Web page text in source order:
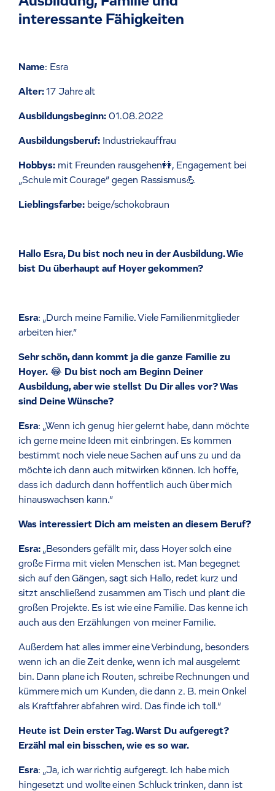
interessante Fähigkeiten
Name: Esra
Alter:17 Jahre alt
Ausbildungsbeginn: 01.08.2022
Ausbildungsberuf: Industriekauffrau
Hobbys: mit Freunden rausgehen👭, Engagement bei
„Schule mit Courage” gegen Rassismus💪
Lieblingsfarbe: beige/schokobraun
Hallo Esra, Du bist noch neu in der Ausbildung. Wie
bist Du überhaupt auf Hoyer gekommen?
Esra: „Durch meine Familie. Viele Familienmitglieder
arbeiten hier.”
Sehr schön, dann kommt ja die ganze Familie zu
Hoyer. 😂 Du bist noch am Beginn Deiner
Ausbildung, aber wie stellst Du Dir alles vor? Was
sind Deine Wünsche?
Esra: „Wenn ich genug hier gelernt habe, dann möchte
ich gerne meine Ideen mit einbringen. Es kommen
bestimmt noch viele neue Sachen auf uns zu und da
möchte ich dann auch mitwirken können. Ich hoffe,
dass ich dadurch dann hoffentlich auch über mich
hinauswachsen kann.”
Was interessiert Dich am meisten an diesem Beruf?
Esra: „Besonders gefällt mir, dass Hoyer solch eine
große Firma mit vielen Menschen ist. Man begegnet
sich auf den Gängen, sagt sich Hallo, redet kurz und
sitzt anschließend zusammen am Tisch und plant die
großen Projekte. Es ist wie eine Familie. Das kenne ich
auch aus den Erzählungen von meiner Familie.
Außerdem hat alles immer eine Verbindung, besonders
wenn ich an die Zeit denke, wenn ich mal ausgelernt
bin. Dann plane ich Routen, schreibe Rechnungen und
kümmere mich um Kunden, die dann z. B. mein Onkel
als Kraftfahrer abfahren wird. Das finde ich toll.”
Heute ist Dein erster Tag. Warst Du aufgeregt?
Erzähl mal ein bisschen, wie es so war.
Esra: „Ja, ich war richtig aufgeregt. Ich habe mich
hingesetzt und wollte einen Schluck trinken, dann ist